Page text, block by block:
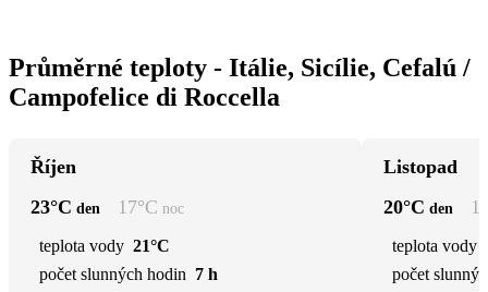
Průměrné teploty - Itálie, Sicílie, Cefalú /
Campofelice di Roccella
Říjen
23°C den 17°C noc
teplota vody 21°C
počet slunných hodin 7 h
Listopad
20°C den
teplota vody
počet